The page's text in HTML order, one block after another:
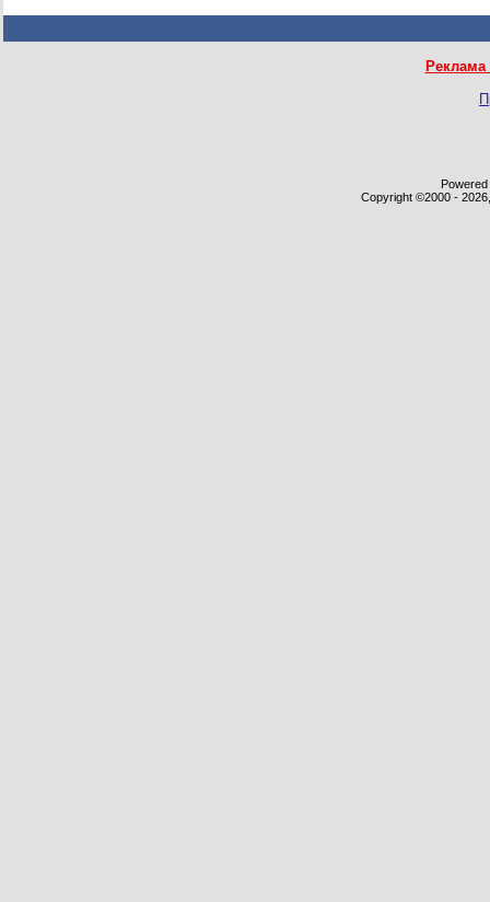
Copyright ©2000 -